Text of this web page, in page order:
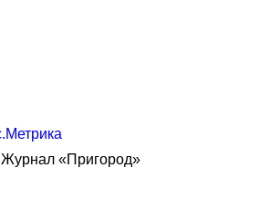
Журнал «Пригород»